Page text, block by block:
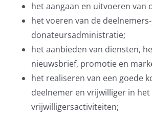
het aangaan en uitvoeren van
het voeren van de
donateursadministratie;
het aanbieden van diensten,
nieuwsbrief, promotie en
het realiseren van een goede
deelnemer en vrijwilliger in het
vrijwilligersactiviteiten;